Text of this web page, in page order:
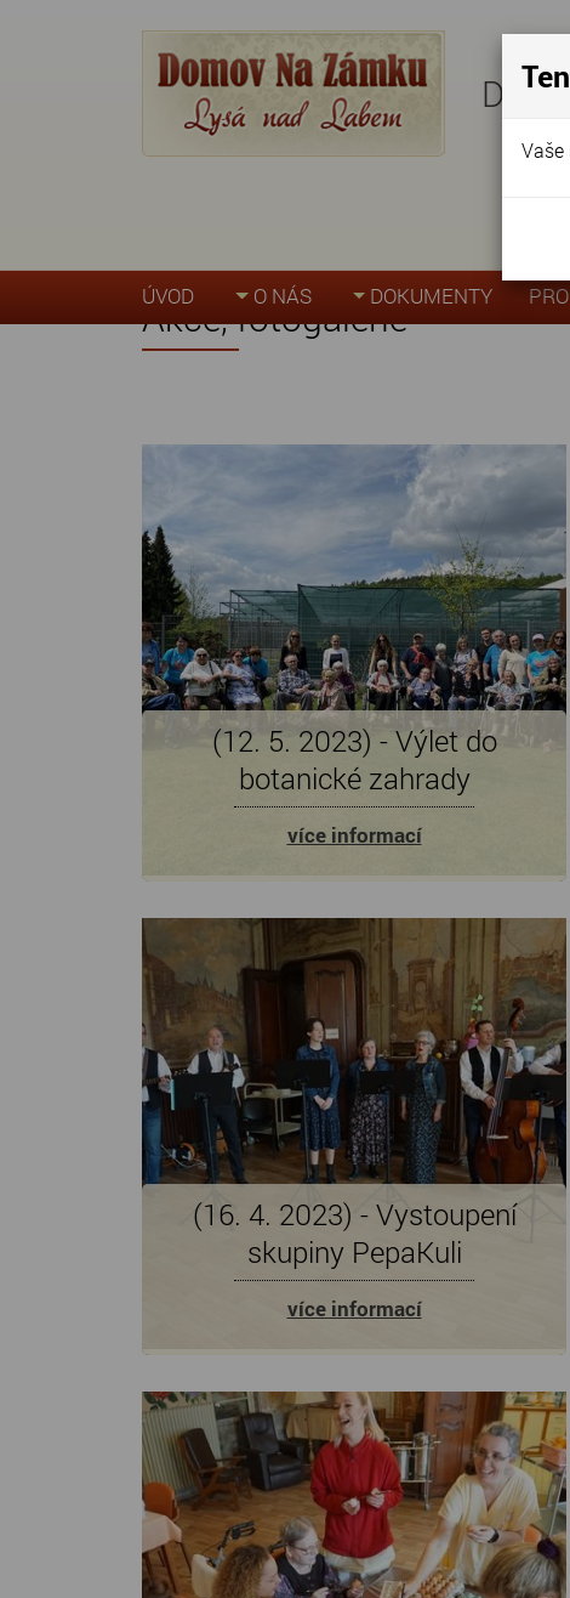
ÚVOD O NÁS DOKUMENTY
Úvodní stránka » Akce, fotogalerie
Akce, fotogalerie
(12. 5. 2023) - Výlet do
botanické zahrady
více informací
(16. 4. 2023) - Vystoupení
skupiny PepaKuli
více informací